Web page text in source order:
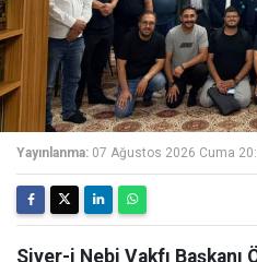
Yayınlanma: 07 Ağustos 2026 Cuma
Siyer-i Nebi Vakfı Başkanı